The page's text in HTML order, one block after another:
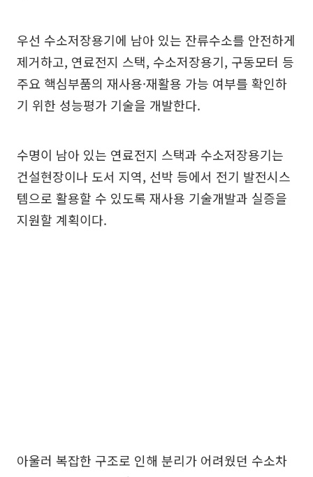
우선 수소저장용기에 남아 있는 잔류수소를 안전하게
제거하고, 연료전지 스택, 수소저장용기, 구동모터 등
주요 핵심부품의 재사용·재활용 가능 여부를 확인하
기 위한 성능평가 기술을 개발한다.
수명이 남아 있는 연료전지 스택과 수소저장용기는
건설현장이나 도서 지역, 선박 등에서 전기 발전시스
템으로 활용할 수 있도록 재사용 기술개발과 실증을
지원할 계획이다.
아울러 복잡한 구조로 인해 분리가 어려웠던 수소차